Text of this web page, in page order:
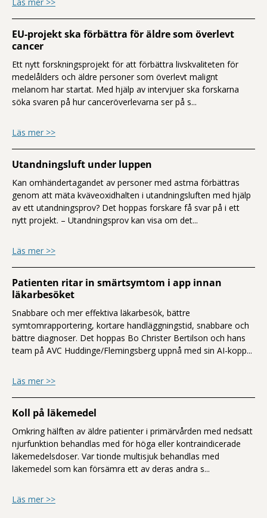
EU-projekt ska förbättra för äldre som överlevt
cancer
Ett nytt forskningsprojekt för att förbättra livskvaliteten för
medelålders och äldre personer som överlevt malignt
melanom har startat. Med hjälp av intervjuer ska forskarna
söka svaren på hur canceröverlevarna ser på s...
Läs mer >>om EU-projekt ska förbättra för äldre
Utandningsluft under luppen
Kan omhändertagandet av personer med astma förbättras
genom att mäta kväveoxidhalten i utandningsluften med hjälp
av ett utandningsprov? Det hoppas forskare få svar på i ett
nytt projekt. – Utandningsprov kan visa om det...
Läs mer >>om Utandningsluft under luppen
Patienten ritar in smärtsymtom i app innan
läkarbesöket
Snabbare och mer effektiva läkarbesök, bättre
symtomrapportering, kortare handläggningstid, snabbare och
bättre diagnoser. Det hoppas Bo Christer Bertilson och hans
team på AVC Huddinge/Flemingsberg uppnå med sin AI-kopp...
Läs mer >>om Patienten ritar in smärtsymtom i
Koll på läkemedel
Omkring hälften av äldre patienter i primärvården med nedsatt
njurfunktion behandlas med för höga eller kontraindicerade
läkemedelsdoser. Var tionde multisjuk behandlas med
läkemedel som kan försämra ett av deras andra s...
Läs mer >>om Koll på läkemedel